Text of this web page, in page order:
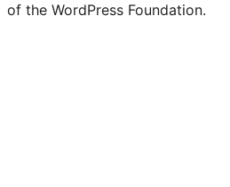
of the WordPress Foundation.